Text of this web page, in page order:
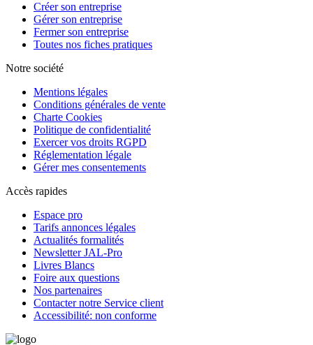
Créer son entreprise
Gérer son entreprise
Fermer son entreprise
Toutes nos fiches pratiques
Notre société
Mentions légales
Conditions générales de vente
Charte Cookies
Politique de confidentialité
Exercer vos droits RGPD
Réglementation légale
Gérer mes consentements
Accès rapides
Espace pro
Tarifs annonces légales
Actualités formalités
Newsletter JAL-Pro
Livres Blancs
Foire aux questions
Nos partenaires
Contacter notre Service client
Accessibilité: non conforme